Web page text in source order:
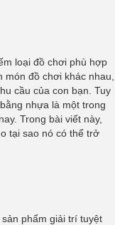
loại đồ chơi phù hợp
đồ chơi khác nhau,
cầu của con bạn. Tuy
nhựa là một trong
Trong bài viết này,
tại sao nó có thể trở
phẩm giải trí tuyệt